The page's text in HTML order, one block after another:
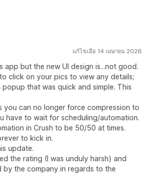
แก้ไขเมื่อ 14 เมษายน 2026
app but the new UI design is...not good.
click on your pics to view any details;
that was quick and simple. This
you can no longer force compression to
have to wait for scheduling/automation.
in Crush to be 50/50 at times.
to kick in.
update.
the rating (I was unduly harsh) and
by the company in regards to the